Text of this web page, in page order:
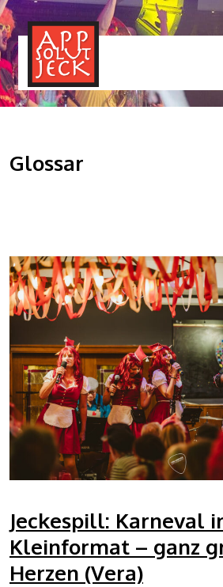
Glossar
Jeckespill: Karneval
Kleinformat – ganz
Herzen (Vera)